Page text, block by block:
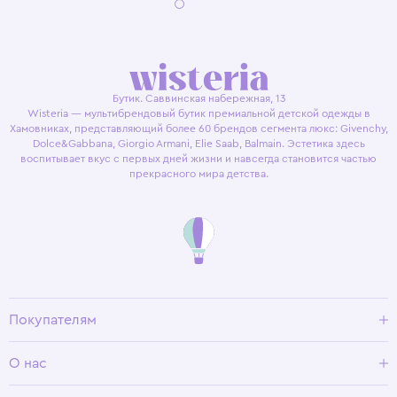
Бутик. Саввинская набережная, 13
Wisteria — мультибрендовый бутик премиальной детской одежды в
Хамовниках, представляющий более 60 брендов сегмента люкс: Givenchy,
Dolce&Gabbana, Giorgio Armani, Elie Saab, Balmain. Эстетика здесь
воспитывает вкус с первых дней жизни и навсегда становится частью
прекрасного мира детства.
Покупателям
Условия возврата
О нас